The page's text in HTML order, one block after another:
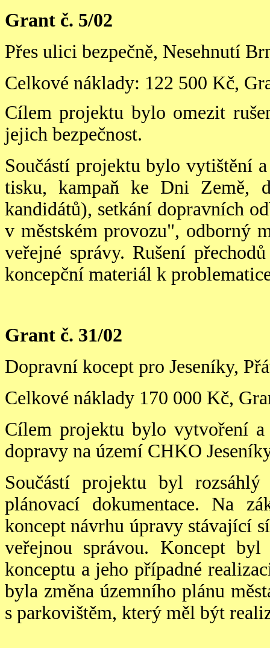
Grant č. 5/02
Přes ulici bezpečně, Nesehnutí
Celkové náklady: 122 500 Kč,
Cílem projektu bylo omezit
jejich bezpečnost.
Součástí projektu bylo vytištění
tisku, kampaň ke Dni Země,
kandidátů), setkání dopravních
v městském provozu", odborný
veřejné správy. Rušení pře
koncepční materiál k
Grant č. 31/02
Dopravní kocept pro Jeseníky,
Celkové náklady 170 000 Kč,
Cílem projektu bylo vytvoření a
dopravy na území CHKO
Součástí projektu byl
plánovací dokumentace. Na
koncept návrhu úpravy stávající
veřejnou správou. Koncept
konceptu a jeho případné
byla změna územního plánu
s parkovištěm, který měl být